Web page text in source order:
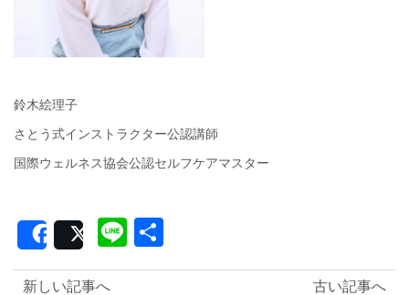
鈴木絵理子
さとう式インストラクター公認講師
国際ウェルネス協会公認セルフケアマスター
SharePost Line
有
古い記事へ
新しい記事へ